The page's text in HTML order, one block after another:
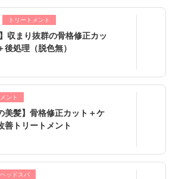
トリートメント
収まり抜群の骨格修正カッ
後処理（脱色無）
ント
美髪】骨格修正カット＋ケ
善トリートメント
ヘッドスパ